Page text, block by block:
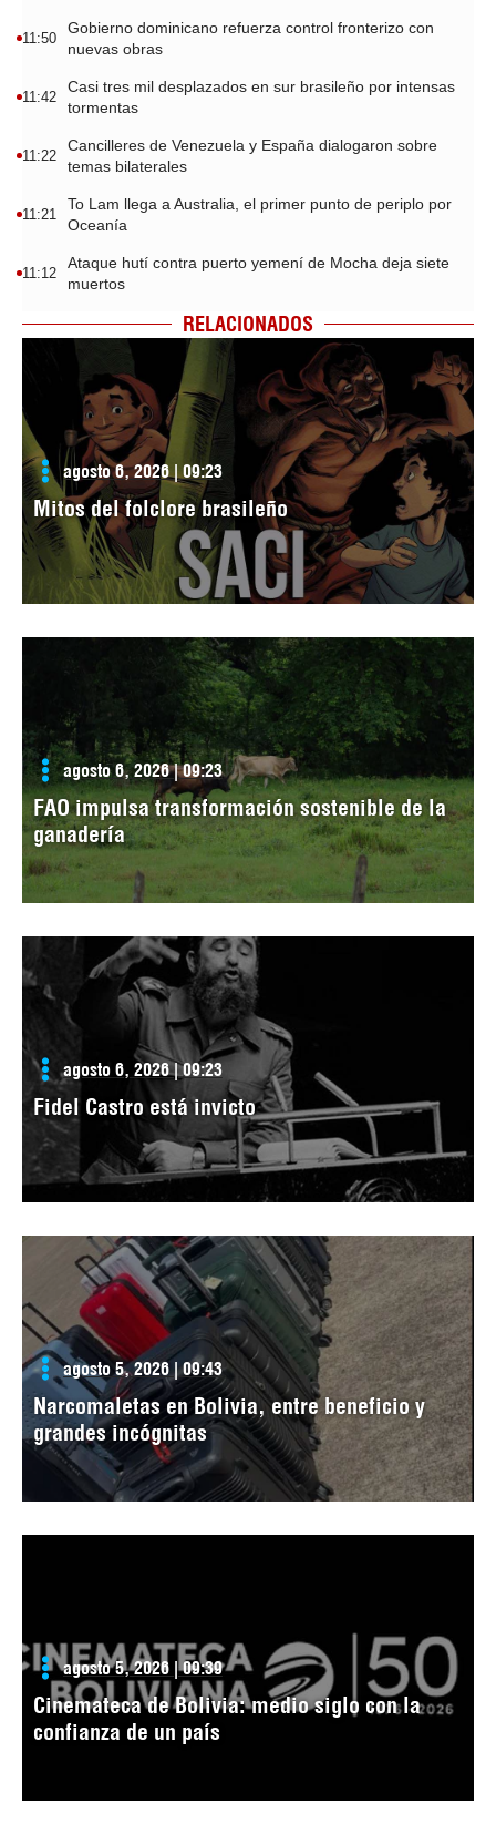
11:50
Gobierno dominicano refuerza control fronterizo con
nuevas obras
11:42
Casi tres mil desplazados en sur brasileño por intensas
tormentas
11:22
Cancilleres de Venezuela y España dialogaron sobre
temas bilaterales
11:21
To Lam llega a Australia, el primer punto de periplo por
Oceanía
11:12
Ataque hutí contra puerto yemení de Mocha deja siete
muertos
RELACIONADOS
agosto 6, 2026 | 09:23
Mitos del folclore brasileño
agosto 6, 2026 | 09:23
FAO impulsa transformación sostenible de la
ganadería
agosto 6, 2026 | 09:23
Fidel Castro está invicto
agosto 5, 2026 | 09:43
Narcomaletas en Bolivia, entre beneficio y
grandes incógnitas
agosto 5, 2026 | 09:39
Cinemateca de Bolivia: medio siglo con la
confianza de un país